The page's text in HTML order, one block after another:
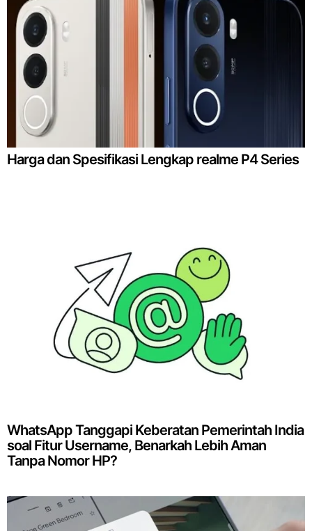
Harga dan Spesifikasi Lengkap realme P4 Series
WhatsApp Tanggapi Keberatan Pemerintah India
soal Fitur Username, Benarkah Lebih Aman
Tanpa Nomor HP?